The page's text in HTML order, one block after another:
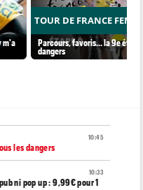
m'a
TOUR DE FRANCE
Parcours, favoris… la 9e étape
dangers
10:45
les dangers
10:33
ni pop up : 9,99€ pour 1